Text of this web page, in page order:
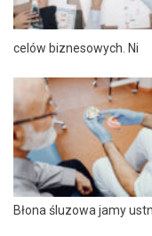
celów biznesowych. Ni
Błona śluzowa jamy